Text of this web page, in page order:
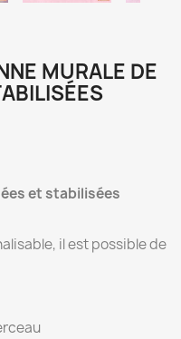
MURALE DE
et stabilisées
il est possible de